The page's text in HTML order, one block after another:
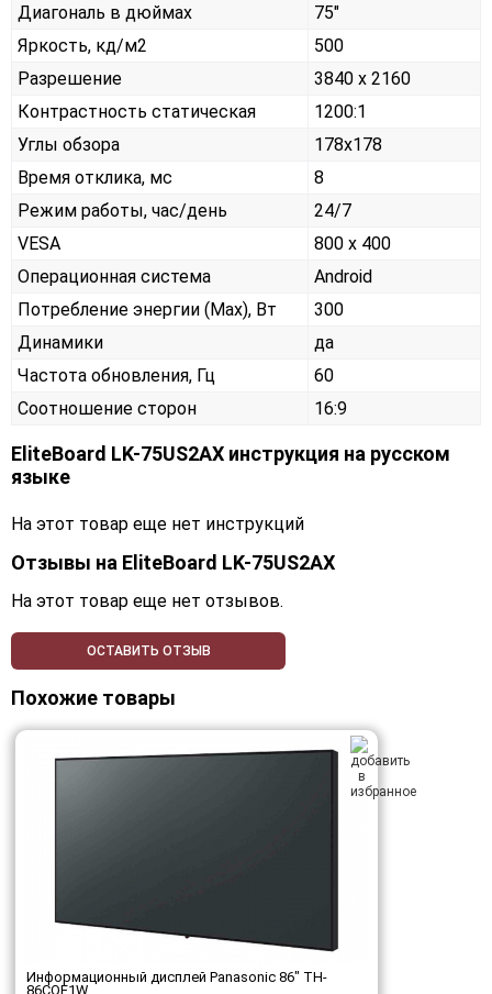
Диагональ в дюймах
75"
Яркость, кд/м2
500
Разрешение
3840 x 2160
Контрастность статическая
1200:1
Углы обзора
178x178
Время отклика, мс
8
Режим работы, час/день
24/7
VESA
800 х 400
Операционная система
Android
Потребление энергии (Max), Вт
300
Динамики
да
Частота обновления, Гц
60
Соотношение сторон
16:9
EliteBoard LK-75US2AX инструкция на русском
языке
На этот товар еще нет инструкций
Отзывы на EliteBoard LK-75US2AX
На этот товар еще нет отзывов.
ОСТАВИТЬ ОТЗЫВ
Похожие товары
Информационный дисплей Panasonic 86" TH-
86CQE1W